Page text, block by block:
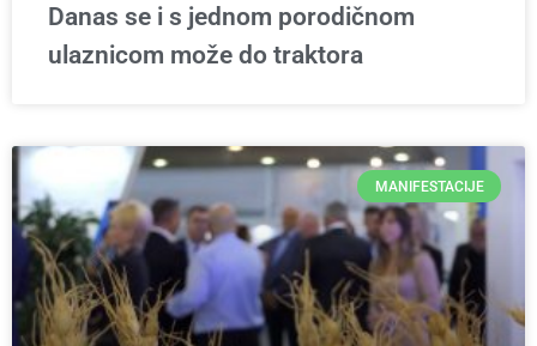
Danas se i s jednom porodičnom
ulaznicom može do traktora
MANIFESTACIJE